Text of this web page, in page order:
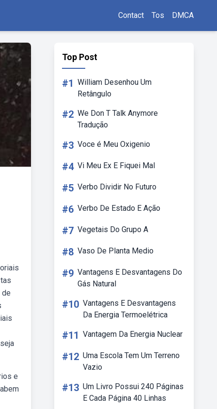
Contact Tos DMCA
de
e
Top Post
#1 William Desenhou Um
Retângulo
#2 We Don T Talk Anymore
Tradução
#3 Voce é Meu Oxigenio
#4 Vi Meu Ex E Fiquei Mal
#5 Verbo Dividir No Futuro
#6 Verbo De Estado E Ação
#7 Vegetais Do Grupo A
#8 Vaso De Planta Medio
#9 Vantagens E Desvantagens Do
Gás Natural
#10 Vantagens E Desvantagens
Da Energia Termoelétrica
#11 Vantagem Da Energia Nuclear
#12 Uma Escola Tem Um Terreno
Vazio
#13 Um Livro Possui 240 Páginas
E Cada Página 40 Linhas